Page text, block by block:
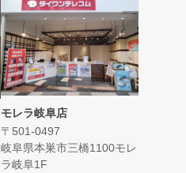
モレラ岐阜店
〒501-0497
岐阜県本巣市三橋1100モレ
ラ岐阜1F